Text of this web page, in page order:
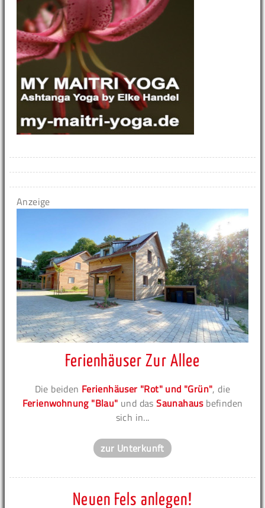
Anzeige
Ferienhäuser Zur Allee
Die beiden Ferienhäuser "Rot" und "Grün", die
Ferienwohnung "Blau" und dasSaunahausbefinden
sich in...
zur Unterkunft
Neuen Fels anlegen!